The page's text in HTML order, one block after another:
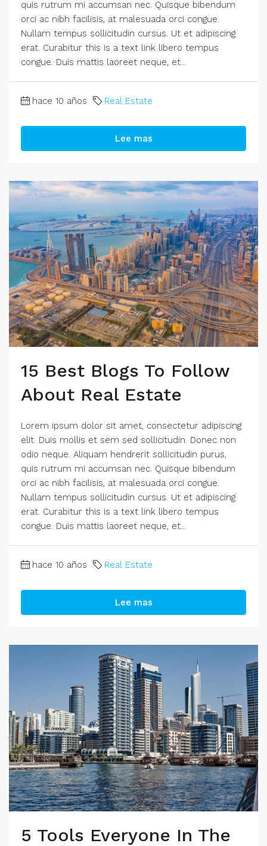
quis rutrum mi accumsan nec. Quisque bibendum
orci ac nibh facilisis, at malesuada orci congue.
Nullam tempus sollicitudin cursus. Ut et adipiscing
erat. Curabitur this is a text link libero tempus
congue. Duis mattis laoreet neque, et...
hace 10 años Real Estate
Lee mas
15 Best Blogs To Follow
About Real Estate
Lorem ipsum dolor sit amet, consectetur adipiscing
elit. Duis mollis et sem sed sollicitudin. Donec non
odio neque. Aliquam hendrerit sollicitudin purus,
quis rutrum mi accumsan nec. Quisque bibendum
orci ac nibh facilisis, at malesuada orci congue.
Nullam tempus sollicitudin cursus. Ut et adipiscing
erat. Curabitur this is a text link libero tempus
congue. Duis mattis laoreet neque, et...
hace 10 años Real Estate
Lee mas
5 Tools Everyone In The